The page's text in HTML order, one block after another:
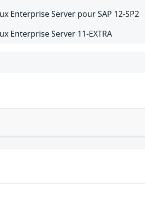
Enterprise Server pour SAP 12-SP2
Enterprise Server 11-EXTRA